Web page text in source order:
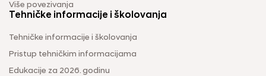
Više povezivanja
Tehničke informacije i školovanja
Tehničke informacije i školovanja
Pristup tehničkim informacijama
Edukacije za 2026. godinu